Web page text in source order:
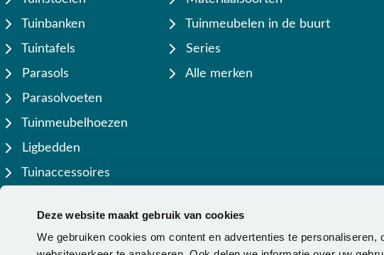
Deze website maakt gebruik van cookies
We gebruiken cookies om content en advertenties te
Tuinbanken
Tuintafels
Parasols
Parasolvoeten
Tuinmeubelhoezen
Ligbedden
Tuinaccessoires
Tuinmeubelen in de buurt
Series
Alle merken